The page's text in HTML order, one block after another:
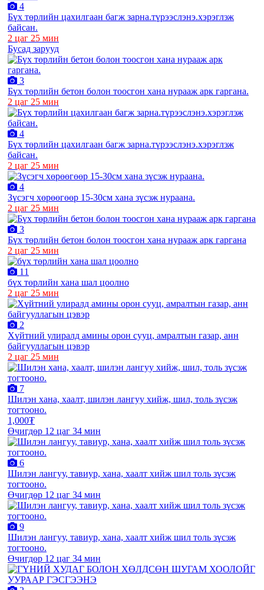
4
Бүх төрлийн цахилгаан багж зарна.түрээслэнэ.хэрэглэж
байсан.
2 цаг 25 мин
Бусад зарууд
3
Бүх төрлийн бетон болон тоосгон хана нурааж арк гаргана.
2 цаг 25 мин
4
Бүх төрлийн цахилгаан багж зарна.түрээслэнэ.хэрэглэж
байсан.
2 цаг 25 мин
4
Зүсэгч хөрөөгөөр 15-30см хана зүсэж нураана.
2 цаг 25 мин
3
Бүх төрлийн бетон болон тоосгон хана нурааж арк гаргана
2 цаг 25 мин
11
бүх төрлийн хана шал цоолно
2 цаг 25 мин
2
Хүйтний улиралд амины орон сууц, амралтын газар, анн
байгууллагын цэвэр
2 цаг 25 мин
7
Шилэн хана, хаалт, шилэн лангуу хийж, шил, толь зүсэж
тогтооно.
1,000₮
Өчигдөр 12 цаг 34 мин
6
Шилэн лангуу, тавиур, хана, хаалт хийж шил толь зүсэж
тогтооно.
Өчигдөр 12 цаг 34 мин
9
Шилэн лангуу, тавиур, хана, хаалт хийж шил толь зүсэж
тогтооно.
Өчигдөр 12 цаг 34 мин